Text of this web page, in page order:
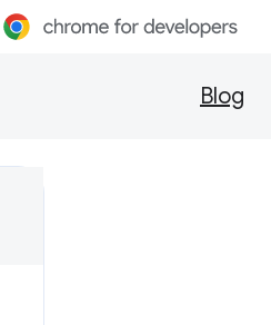
Blog